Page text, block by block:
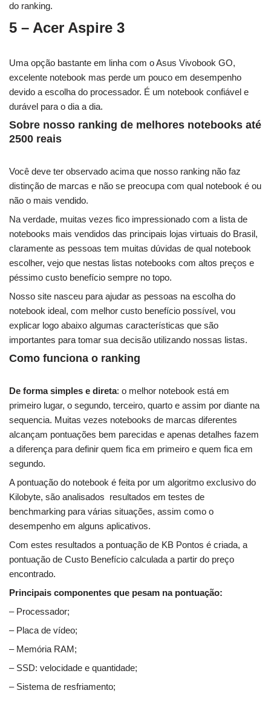
do ranking.
5 – Acer Aspire 3
Uma opção bastante em linha com o Asus Vivobook GO,
excelente notebook mas perde um pouco em desempenho
devido a escolha do processador. É um notebook confiável e
durável para o dia a dia.
Sobre nosso ranking de melhores notebooks até
2500 reais
Você deve ter observado acima que nosso ranking não faz
distinção de marcas e não se preocupa com qual notebook é ou
não o mais vendido.
Na verdade, muitas vezes fico impressionado com a lista de
notebooks mais vendidos das principais lojas virtuais do Brasil,
claramente as pessoas tem muitas dúvidas de qual notebook
escolher, vejo que nestas listas notebooks com altos preços e
péssimo custo benefício sempre no topo.
Nosso site nasceu para ajudar as pessoas na escolha do
notebook ideal, com melhor custo benefício possível, vou
explicar logo abaixo algumas características que são
importantes para tomar sua decisão utilizando nossas listas.
Como funciona o ranking
De forma simples e direta: o melhor notebook está em
primeiro lugar, o segundo, terceiro, quarto e assim por diante na
sequencia. Muitas vezes notebooks de marcas diferentes
alcançam pontuações bem parecidas e apenas detalhes fazem
a diferença para definir quem fica em primeiro e quem fica em
segundo.
A pontuação do notebook é feita por um algoritmo exclusivo do
Kilobyte, são analisados resultados em testes de
benchmarking para várias situações, assim como o
desempenho em alguns aplicativos.
Com estes resultados a pontuação de KB Pontos é criada, a
pontuação de Custo Benefício calculada a partir do preço
encontrado.
Principais componentes que pesam na pontuação:
– Processador;
– Placa de vídeo;
– Memória RAM;
– SSD: velocidade e quantidade;
– Sistema de resfriamento;